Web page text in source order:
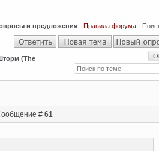
и предложения · Правила форума ·
(The
# 61